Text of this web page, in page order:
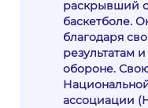
раскрывший
баскетболе.
благодаря
результатам
обороне.
ассоциации